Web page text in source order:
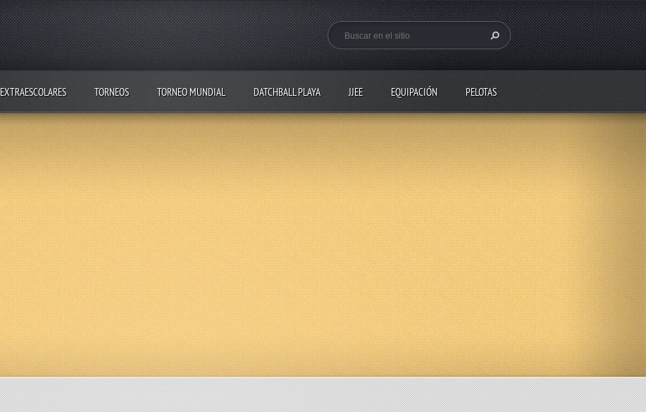
EXTRAESCOLARES TORNEOS TORNEO MUNDIAL DATCHBALL PLAYA JJEE EQUIPACIÓN PELOTAS